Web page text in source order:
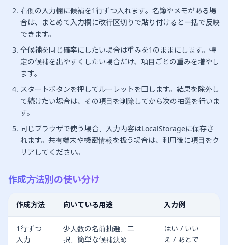
右側の入力欄に候補を1行ずつ入れます。名簿やメモがある場
合は、まとめて入力欄に改行区切りで貼り付けると一括で反映
できます。
全候補を同じ確率にしたい場合は重みを1のままにします。特
定の候補を出やすくしたい場合だけ、項目ごとの重みを増やし
ます。
スタートボタンを押してルーレットを回します。結果を除外し
て続けたい場合は、その項目を削除してから次の抽選を行いま
す。
同じブラウザで使う場合、入力内容はLocalStorageに保存さ
れます。共有端末や機密情報を扱う場合は、利用後に項目をク
リアしてください。
作成方法別の使い分け
作成方法 向いている用途 入力例
1行ずつ
入力
少人数の名前抽選、二
択、簡単な候補決め
はい / いい
え / あとで